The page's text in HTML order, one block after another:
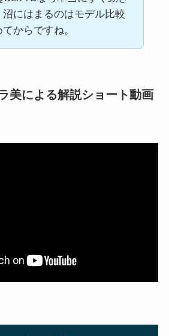
沼にはまるのはモデル比較
からですね。
美による解説ショート動画